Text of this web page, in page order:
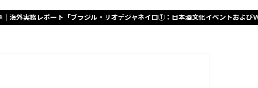
者コーチング
ト「ブラジル・リオデジャネイロ①：日本酒文化イベントおよびWABITABI報告会